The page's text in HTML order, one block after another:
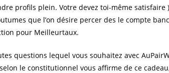
profils plein. Votre devez toi-même
que l’on désire percer des le compte
pour Meilleurtaux.
questions lequel vous souhaitez avec
le constitutionnel vous affirme de ce